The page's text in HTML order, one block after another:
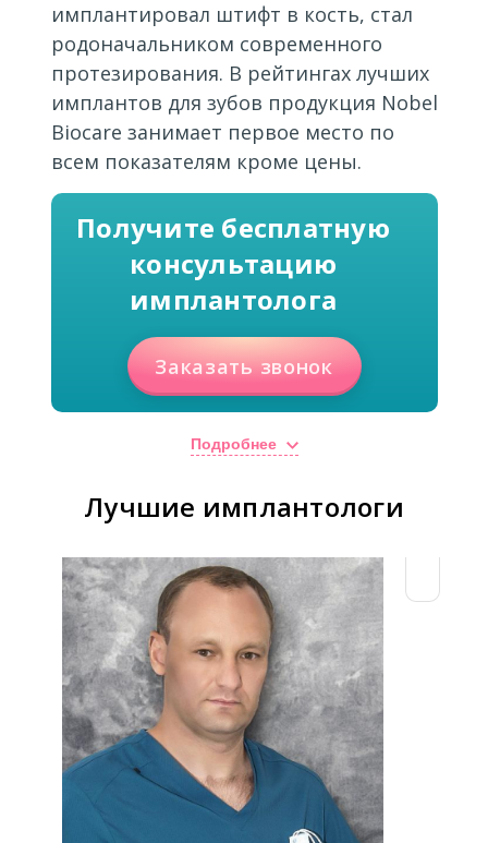
имплантировал штифт в кость, стал
родоначальником современного
протезирования. В рейтингах лучших
имплантов для зубов продукция Nobel
Biocare занимает первое место по
всем показателям кроме цены.
Получите бесплатную
консультацию
имплантолога
Заказать звонок
Подробнее
Лучшие имплантологи